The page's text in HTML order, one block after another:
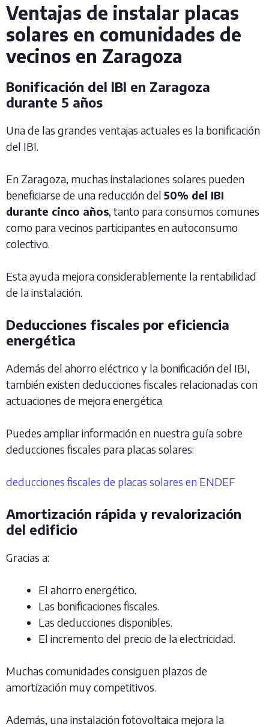
Ventajas de instalar placas
solares en comunidades de
vecinos en Zaragoza
Bonificación del IBI en Zaragoza
durante 5 años
Una de las grandes ventajas actuales es la bonificación
del IBI.
En Zaragoza, muchas instalaciones solares pueden
beneficiarse de una reducción del 50% del IBI
durante cinco años, tanto para consumos comunes
como para vecinos participantes en autoconsumo
colectivo.
Esta ayuda mejora considerablemente la rentabilidad
de la instalación.
Deducciones fiscales por eficiencia
energética
Además del ahorro eléctrico y la bonificación del IBI,
también existen deducciones fiscales relacionadas con
actuaciones de mejora energética.
Puedes ampliar información en nuestra guía sobre
deducciones fiscales para placas solares:
deducciones fiscales de placas solares en ENDEF
Amortización rápida y revalorización
del edificio
Gracias a:
El ahorro energético.
Las bonificaciones fiscales.
Las deducciones disponibles.
El incremento del precio de la electricidad.
Muchas comunidades consiguen plazos de
amortización muy competitivos.
Además, una instalación fotovoltaica mejora la